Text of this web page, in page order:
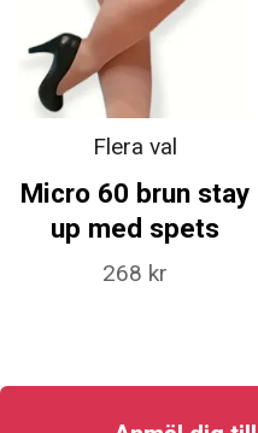
Flera val
Micro 60 brun stay
up med spets
268 kr